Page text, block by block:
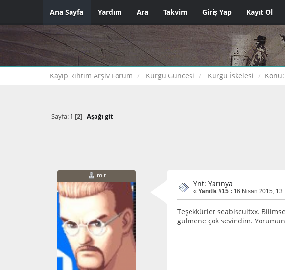
Ana Sayfa Yardım Ara Takvim Giriş Yap Kayıt Ol
Kayıp Rıhtım Arşiv Forum Kurgu Güncesi Kurgu İskelesi Konu:
Sayfa: 1 [2] Aşağı git
mit
Ynt: Yarınya
« Yanıtla #15 : 16 Nisan 2015,
Teşekkürler seabiscuitxx.
gülmene çok sevindim.